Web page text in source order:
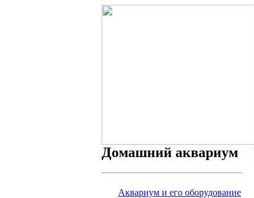
Домашний аквариум
Аквариум и его оборудование